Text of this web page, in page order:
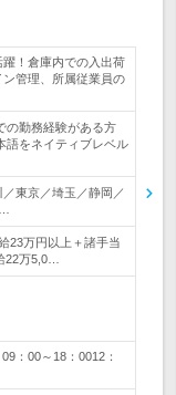
！倉庫内での入出荷
管理、所属従業員の
勤務経験がある方
語をネイティブレベル
東京／埼玉／静岡／
23万円以上＋諸手当
22万5,0…
：00～18：0012：